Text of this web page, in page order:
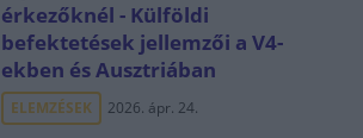
érkezőknél - Külföldi
befektetések jellemzői a V4-
ekben és Ausztriában
ELEMZÉSEK 2026. ápr. 24.